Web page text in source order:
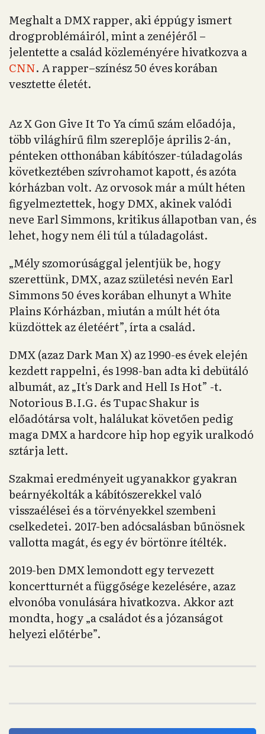
Meghalt a DMX rapper, aki éppúgy ismert
drogproblémáiról, mint a zenéjéről –
jelentette a család közleményére hivatkozva a
CNN. A rapper–színész 50 éves korában
vesztette életét.
Az X Gon Give It To Ya című szám előadója,
több világhírű film szereplője április 2-án,
pénteken otthonában kábítószer-túladagolás
következtében szívrohamot kapott, és azóta
kórházban volt. Az orvosok már a múlt héten
figyelmeztettek, hogy DMX, akinek valódi
neve Earl Simmons, kritikus állapotban van, és
lehet, hogy nem éli túl a túladagolást.
„Mély szomorúsággal jelentjük be, hogy
szerettünk, DMX, azaz születési nevén Earl
Simmons 50 éves korában elhunyt a White
Plains Kórházban, miután a múlt hét óta
küzdöttek az életéért”, írta a család.
DMX (azaz Dark Man X) az 1990-es évek elején
kezdett rappelni, és 1998-ban adta ki debütáló
albumát, az „It's Dark and Hell Is Hot” -t.
Notorious B.I.G. és Tupac Shakur is
előadótársa volt, halálukat követően pedig
maga DMX a hardcore hip hop egyik uralkodó
sztárja lett.
Szakmai eredményeit ugyanakkor gyakran
beárnyékolták a kábítószerekkel való
visszaélései és a törvényekkel szembeni
cselkedetei. 2017-ben adócsalásban bűnösnek
vallotta magát, és egy év börtönre ítélték.
2019-ben DMX lemondott egy tervezett
koncertturnét a függősége kezelésére, azaz
elvonóba vonulására hivatkozva. Akkor azt
mondta, hogy „a családot és a józanságot
helyezi előtérbe”.